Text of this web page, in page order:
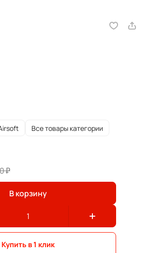
Все товары категории
₽
В корзину
Купить в 1 клик